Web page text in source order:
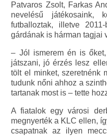
Patvaros Zsolt, Farkas
nevelésű
futballoztak, illetve
gárdának is hárman tagjai
– Jól ismerem én is
játszani, jó érzés lesz
tölt el minket, szeretnénk
tudunk nőni ahhoz a
tartanak most is – tette
A fiatalok egy városi
megnyerték a KLC ellen,
csapatnak az ilyen